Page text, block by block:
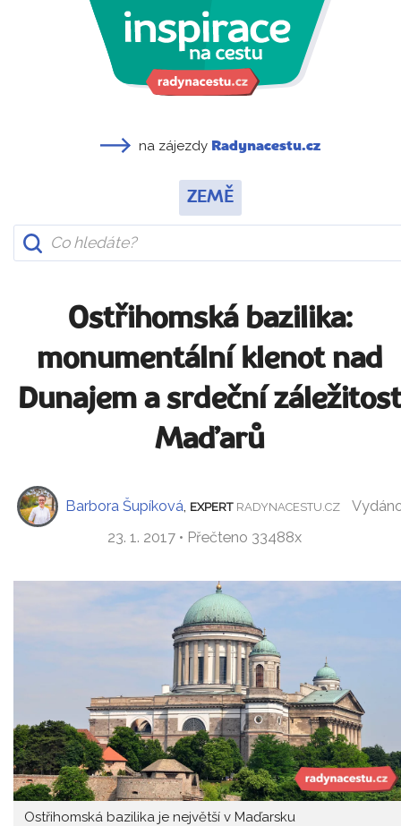
na zájezdy Radynacestu.cz
ZEMĚ
Ostřihomská bazilika:
monumentální klenot nad
Dunajem a srdeční
Maďarů
Barbora Šupíková EXPERT RADYNACESTU.CZ
23. 1. 2017 • Přečteno 33488x
Ostřihomská bazilika je největší v Maďarsku